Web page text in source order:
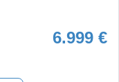
6.999 €